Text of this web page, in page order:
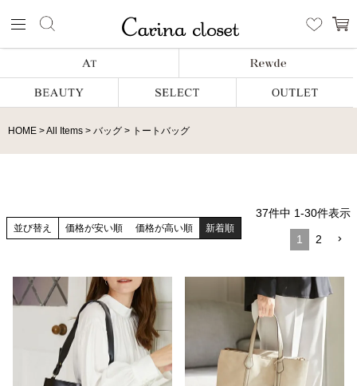
HOME All Items バッグ トートバッグ
並び替え 価格が安い順 価格が高い順 新着順
37件中 1-30件表示
1 2